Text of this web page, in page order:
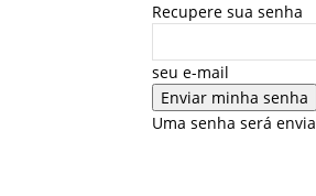
Recupere sua senha
seu e-mail
Uma senha será